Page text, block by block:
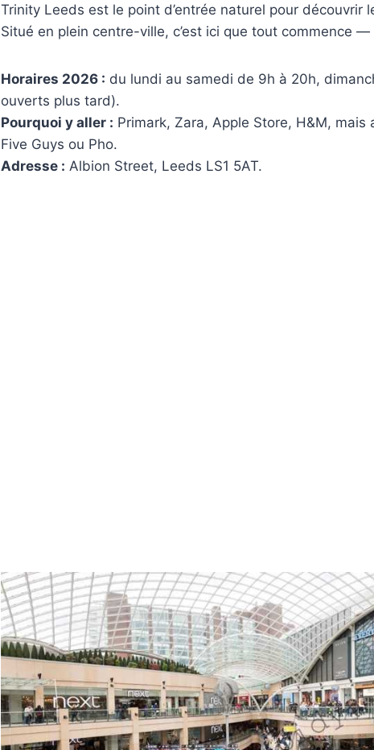
Trinity Leeds est le point d’entrée naturel pour découvrir
Situé en plein centre-ville, c’est ici que tout commence
Horaires 2026 : du lundi au samedi de 9h à 20h,
ouverts plus tard).
Pourquoi y aller : Primark, Zara, Apple Store, H&M,
Five Guys ou Pho.
Adresse : Albion Street, Leeds LS1 5AT.